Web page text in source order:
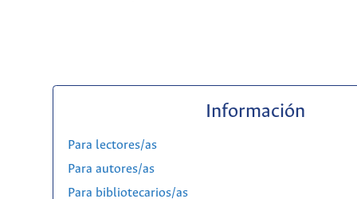
Información
Para lectores/as
Para autores/as
Para bibliotecarios/as